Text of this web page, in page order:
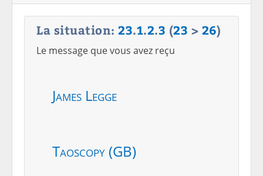
La situation: 23.1.2.3 (23 > 26)
Le message que vous avez reçu
James Legge
Taoscopy (GB)